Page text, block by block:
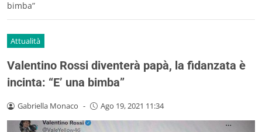
bimba”
Attualità
Valentino Rossi diventerà papà, la fidanzata è
incinta: “E’ una bimba”
Gabriella Monaco - Ago 19, 2021 11:34